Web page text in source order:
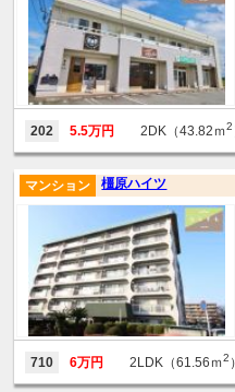
202 5.5万円 2DK（43.82ｍ2
橿原ハイツ
マンション
710 6万円 2LDK（61.56ｍ2 ）